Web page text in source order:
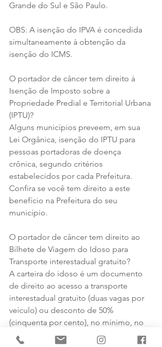
Grande do Sul e São Paulo.
OBS: A isenção do IPVA é concedida
simultaneamente à obtenção da
isenção do ICMS.
O portador de câncer tem direito à
Isenção de Imposto sobre a
Propriedade Predial e Territorial Urbana
(IPTU)?
Alguns municípios preveem, em sua
Lei Orgânica, isenção do IPTU para
pessoas portadoras de doença
crônica, segundo critérios
estabelecidos por cada Prefeitura.
Confira se você tem direito a este
benefício na Prefeitura do seu
município.
O portador de câncer tem direito ao
Bilhete de Viagem do Idoso para
Transporte interestadual gratuito?
A carteira do idoso é um documento
de direito ao acesso a transporte
interestadual gratuito (duas vagas por
veículo) ou desconto de 50%
(cinquenta por cento), no mínimo, no
valor das passagens para Idosos com